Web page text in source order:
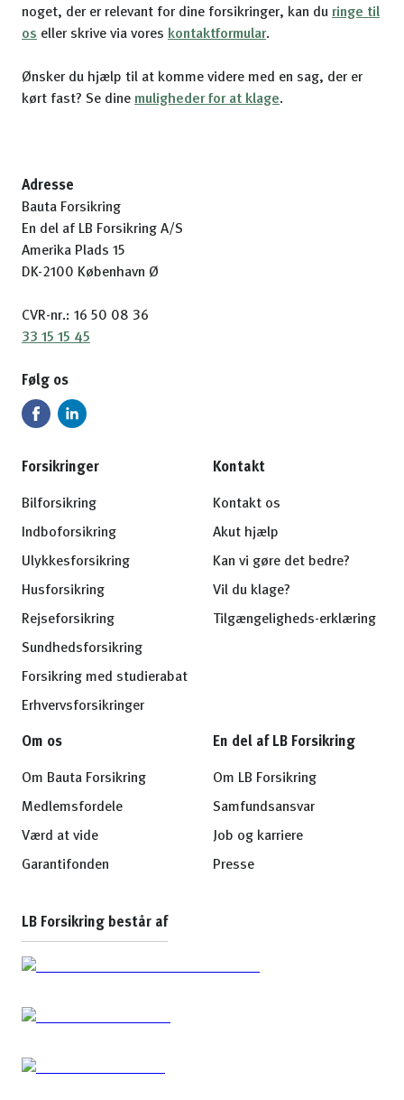
noget, der er relevant for dine forsikringer, kan du ringe til
os eller skrive via vores kontaktformular.
Ønsker du hjælp til at komme videre med en sag, der er
kørt fast? Se dine muligheder for at klage.
Adresse
Bauta Forsikring
En del af LB Forsikring A/S
Amerika Plads 15
DK-2100 København Ø
CVR-nr.: 16 50 08 36
33 15 15 45
Følg os
Forsikringer
Bilforsikring
Indboforsikring
Ulykkesforsikring
Husforsikring
Rejseforsikring
Sundhedsforsikring
Forsikring med studierabat
Erhvervsforsikringer
Kontakt
Kontakt os
Akut hjælp
Kan vi gøre det bedre?
Vil du klage?
Tilgængeligheds-erklæring
Om os
Om Bauta Forsikring
Medlemsfordele
Værd at vide
Garantifonden
En del af LB Forsikring
Om LB Forsikring
Samfundsansvar
Job og karriere
Presse
LB Forsikring består af